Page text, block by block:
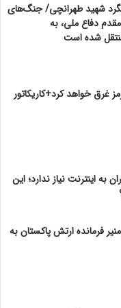
شهید طهرانچی/ جنگ‌های
دفاع ملی، به
شده است
غرق خواهد کرد+کاریکاتور
به اینترنت نیاز ندارد؛ این
فرمانده ارتش پاکستان به